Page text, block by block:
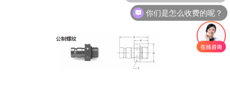
你们是怎么收费的呢？